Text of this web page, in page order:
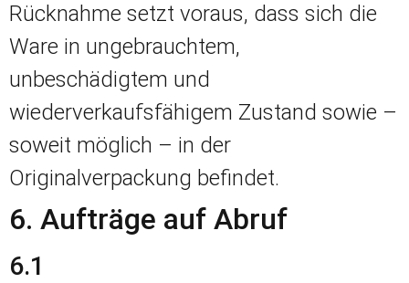
Rücknahme setzt voraus, dass sich die
Ware in ungebrauchtem,
unbeschädigtem und
wiederverkaufsfähigem Zustand sowie –
soweit möglich – in der
Originalverpackung befindet.
6. Aufträge auf Abruf
6.1